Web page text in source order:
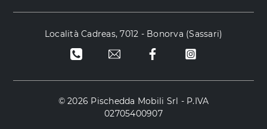
Località Cadreas, 7012 - Bonorva (Sassari)
© 2026 Pischedda Mobili Srl - P.IVA
02705400907